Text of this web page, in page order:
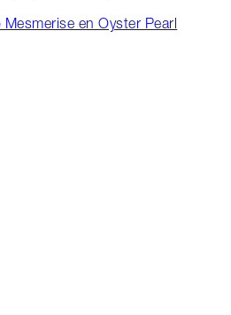
en Oyster Pearl